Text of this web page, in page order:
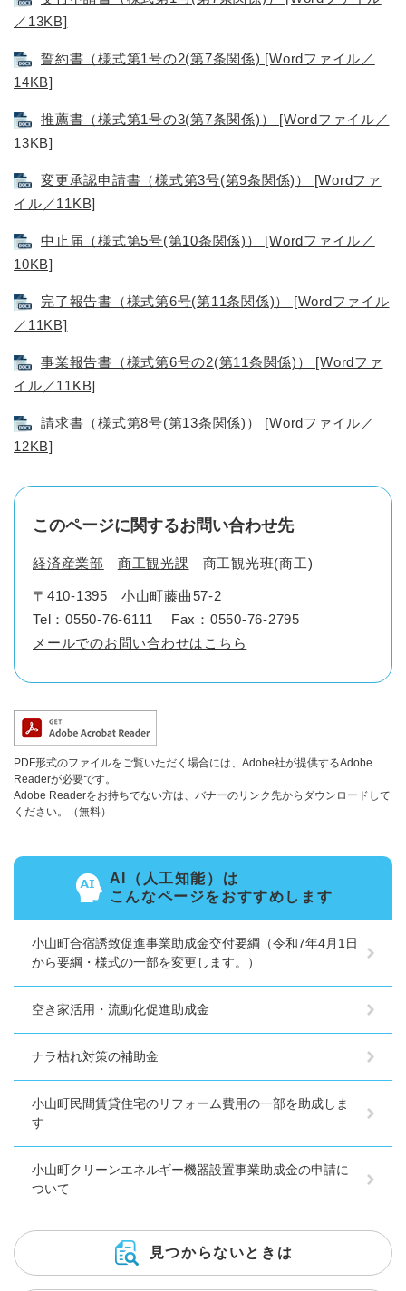
／13KB]
誓約書（様式第1号の2(第7条関係) [Wordファイル／
14KB]
推薦書（様式第1号の3(第7条関係)） [Wordファイル／
13KB]
変更承認申請書（様式第3号(第9条関係)） [Wordファ
イル／11KB]
中止届（様式第5号(第10条関係)） [Wordファイル／
10KB]
完了報告書（様式第6号(第11条関係)） [Wordファイル
／11KB]
事業報告書（様式第6号の2(第11条関係)） [Wordファ
イル／11KB]
請求書（様式第8号(第13条関係)） [Wordファイル／
12KB]
このページに関するお問い合わせ先
経済産業部 商工観光課 商工観光班(商工)
〒410-1395
小山町藤曲57-2
Tel：0550-76-6111
Fax：0550-76-2795
メールでのお問い合わせはこちら
PDF形式のファイルをご覧いただく場合には、Adobe社が提供するAdobe
Readerが必要です。
Adobe Readerをお持ちでない方は、バナーのリンク先からダウンロードして
ください。（無料）
AI（人工知能）は
こんなページをおすすめします
小山町合宿誘致促進事業助成金交付要綱（令和7年4月1日
から要綱・様式の一部を変更します。）
空き家活用・流動化促進助成金
ナラ枯れ対策の補助金
小山町民間賃貸住宅のリフォーム費用の一部を助成しま
す
小山町クリーンエネルギー機器設置事業助成金の申請に
ついて
見つからないときは